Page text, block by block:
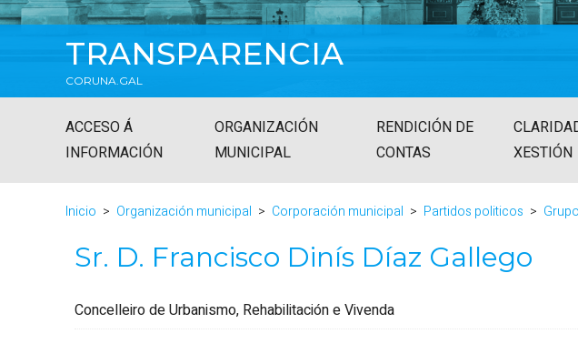
TRANSPARENCIA
CORUNA.GAL
ACCESO Á
INFORMACIÓN
ORGANIZACIÓN
MUNICIPAL
RENDICIÓN DE
CONTAS
XESTIÓN
Inicio Organización municipal Corporación municipal Partidos politicos
Sr. D. Francisco Dinís Díaz Gallego
Concelleiro de Urbanismo, Rehabilitación e Vivenda